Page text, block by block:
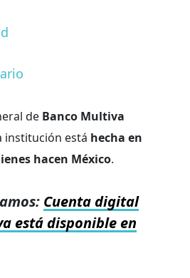
de Banco Multiva
institución está hecha en
hacen México.
Cuenta digital
está disponible en